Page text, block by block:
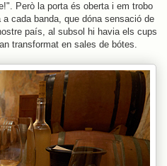
Però la porta és oberta i em trobo
cada banda, que dóna sensació de
país, al subsol hi havia els cups
transformat en sales de bótes.